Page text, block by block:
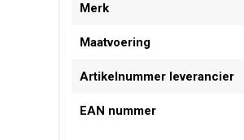
informatie
Merk
Maatvoering
Artikelnummer leverancier
EAN nummer